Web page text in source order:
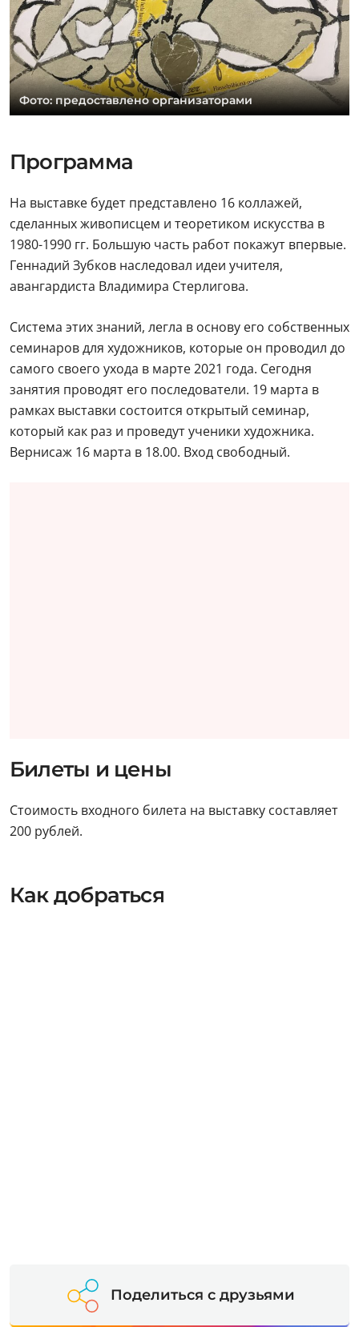
Фото: предоставлено организаторами
Программа
На выставке будет представлено 16 коллажей,
сделанных живописцем и теоретиком искусства в
1980-1990 гг. Большую часть работ покажут впервые.
Геннадий Зубков наследовал идеи учителя,
авангардиста Владимира Стерлигова.
Система этих знаний, легла в основу его собственных
семинаров для художников, которые он проводил до
самого своего ухода в марте 2021 года. Сегодня
занятия проводят его последователи. 19 марта в
рамках выставки состоится открытый семинар,
который как раз и проведут ученики художника.
Вернисаж 16 марта в 18.00. Вход свободный.
Билеты и цены
Стоимость входного билета на выставку составляет
200 рублей.
Как добраться
Поделиться с друзьями